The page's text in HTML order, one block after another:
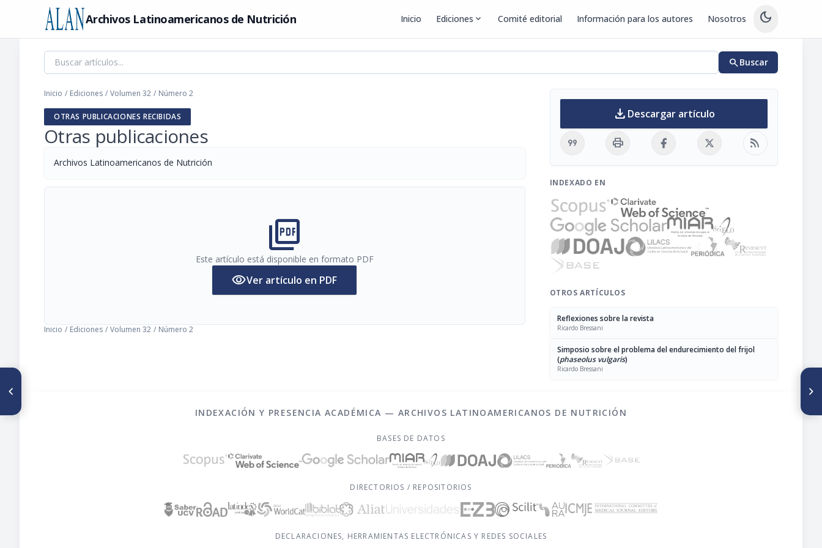
Archivos Latinoamericanos de Nutrición Inicio Ediciones expand_more Comité editorial Información para los autores Nosotros dark_mode
searchBuscar
Inicio / Ediciones / Volumen 32 / Número 2
OTRAS PUBLICACIONES RECIBIDAS
Otras publicaciones
Archivos Latinoamericanos de Nutrición
picture_as_pdf
Este artículo está disponible en formato PDF
visibilityVer artículo en PDF
Inicio / Ediciones / Volumen 32 / Número 2
download Descargar artículo
format_quote print rss_feed
INDEXADO EN
OTROS ARTÍCULOS
Reflexiones sobre la revista
Ricardo Bressani
Simposio sobre el problema del endurecimiento del frijol
(phaseolus vulgaris)
Ricardo Bressani
INDEXACIÓN Y PRESENCIA ACADÉMICA — ARCHIVOS LATINOAMERICANOS DE NUTRICIÓN
BASES DE DATOS
DIRECTORIOS / REPOSITORIOS
DECLARACIONES, HERRAMIENTAS ELECTRÓNICAS Y REDES SOCIALES